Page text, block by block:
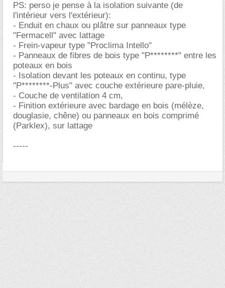
PS: perso je pense à la isolation suivante (de
l'intérieur vers l'extérieur):
- Enduit en chaux ou plâtre sur panneaux type
"Fermacell" avec lattage
- Frein-vapeur type "Proclima Intello"
- Panneaux de fibres de bois type "P********" entre les
poteaux en bois
- Isolation devant les poteaux en continu, type
"P********-Plus" avec couche extérieure pare-pluie,
- Couche de ventilation 4 cm,
- Finition extérieure avec bardage en bois (mélèze,
douglasie, chêne) ou panneaux en bois comprimé
(Parklex), sur lattage
-----